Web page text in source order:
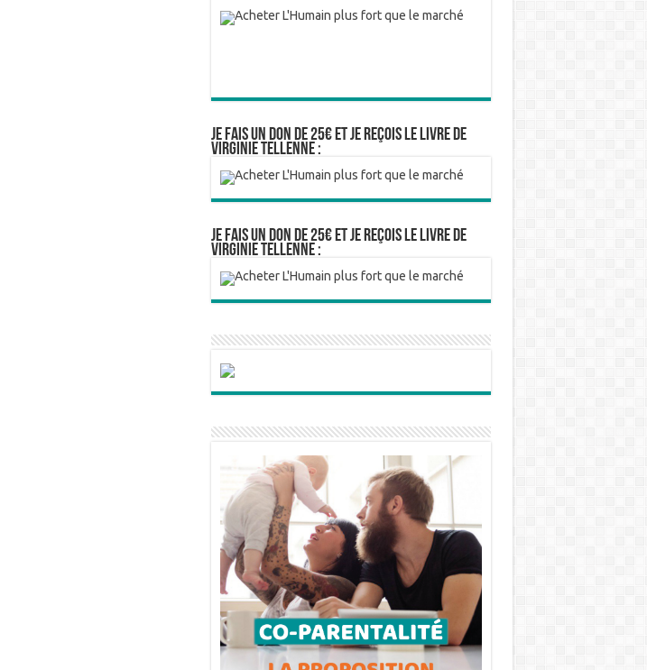
Je fais un don de 25€ et je reçois le livre de
Virginie Tellenne :
Je fais un don de 25€ et je reçois le livre de
Virginie Tellenne :